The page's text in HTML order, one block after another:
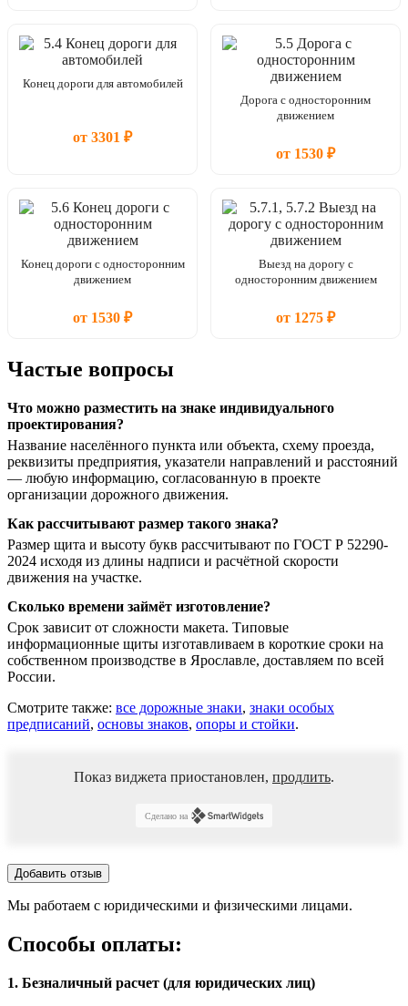
Конец дороги для автомобилей
от 3301 ₽
Дорога с односторонним
движением
от 1530 ₽
Конец дороги с односторонним
движением
от 1530 ₽
Выезд на дорогу с
односторонним движением
от 1275 ₽
Частые вопросы
Что можно разместить на знаке индивидуального
проектирования?
Название населённого пункта или объекта, схему проезда,
реквизиты предприятия, указатели направлений и расстояний
— любую информацию, согласованную в проекте
организации дорожного движения.
Как рассчитывают размер такого знака?
Размер щита и высоту букв рассчитывают по ГОСТ Р 52290-
2024 исходя из длины надписи и расчётной скорости
движения на участке.
Сколько времени займёт изготовление?
Срок зависит от сложности макета. Типовые
информационные щиты изготавливаем в короткие сроки на
собственном производстве в Ярославле, доставляем по всей
России.
Смотрите также: все дорожные знаки, знаки особых
предписаний, основы знаков, опоры и стойки.
Показ виджета приостановлен, продлить.
Сделано на
Добавить отзыв
Мы работаем с юридическими и физическими лицами.
Способы оплаты:
1. Безналичный расчет (для юридических лиц)